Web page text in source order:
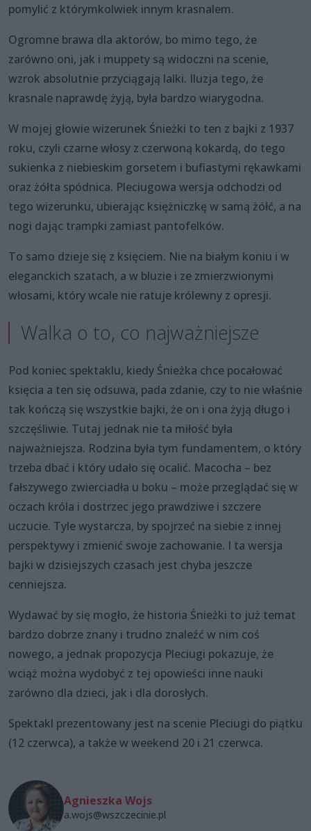
pomylić z którymkolwiek innym krasnalem.
Ogromne brawa dla aktorów, bo mimo tego, że
zarówno oni, jak i muppety są widoczni na scenie,
wzrok absolutnie przyciągają lalki. Iluzja tego, że
krasnale naprawdę żyją, była bardzo wiarygodna.
W mojej głowie wizerunek Śnieżki to ten z bajki z 1937
roku, czyli czarne włosy z czerwoną kokardą, do tego
sukienka z niebieskim gorsetem i bufiastymi rękawkami
oraz żółta spódnica. Pleciugowa wersja odchodzi od
tego wizerunku, ubierając księżniczkę w samą żółć, a na
nogi dając trampki zamiast pantofelków.
To samo dzieje się z księciem. Nie na białym koniu i w
eleganckich szatach, a w bluzie i ze zmierzwionymi
włosami, który wcale nie ratuje królewny z opresji.
Walka o to, co najważniejsze
Pod koniec spektaklu, kiedy Śnieżka chce pocałować
księcia a ten się odsuwa, pada zdanie, czy to nie właśnie
tak kończą się wszystkie bajki, że on i ona żyją długo i
szczęśliwie. Tutaj jednak nie ta miłość była
najważniejsza. Rodzina była tym fundamentem, o który
trzeba dbać i który udało się ocalić. Macocha – bez
fałszywego zwierciadła u boku – może przeglądać się w
oczach króla i dostrzec jego prawdziwe i szczere
uczucie. Tyle wystarcza, by spojrzeć na siebie z innej
perspektywy i zmienić swoje zachowanie. I ta wersja
bajki w dzisiejszych czasach jest chyba jeszcze
cenniejsza.
Wydawać by się mogło, że historia Śnieżki to już temat
bardzo dobrze znany i trudno znaleźć w nim coś
nowego, a jednak propozycja Pleciugi pokazuje, że
wciąż można wydobyć z tej opowieści inne nauki
zarówno dla dzieci, jak i dla dorosłych.
Spektakl prezentowany jest na scenie Pleciugi do piątku
(12 czerwca), a także w weekend 20 i 21 czerwca.
Agnieszka Wojs
a.wojs@wszczecinie.pl